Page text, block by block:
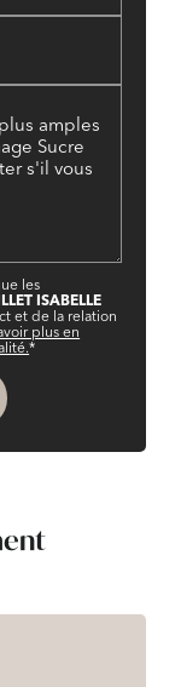
les
ISABELLE
et de la relation
plus en
*